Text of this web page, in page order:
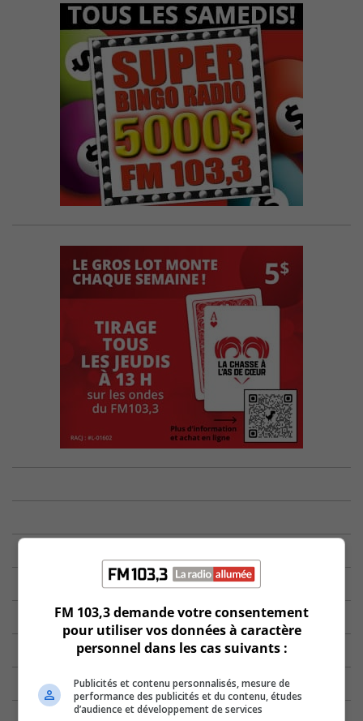
FM 103,3 demande votre consentement
pour utiliser vos données à caractère
personnel dans les cas suivants :
Publicités et contenu personnalisés, mesure de
performance des publicités et du contenu, études
d’audience et développement de services